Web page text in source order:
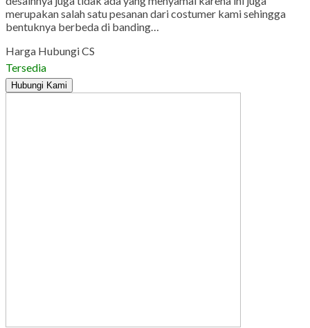
merupakan salah satu pesanan dari costumer kami sehingga
bentuknya berbeda di banding…
Harga Hubungi CS
Tersedia
Hubungi Kami